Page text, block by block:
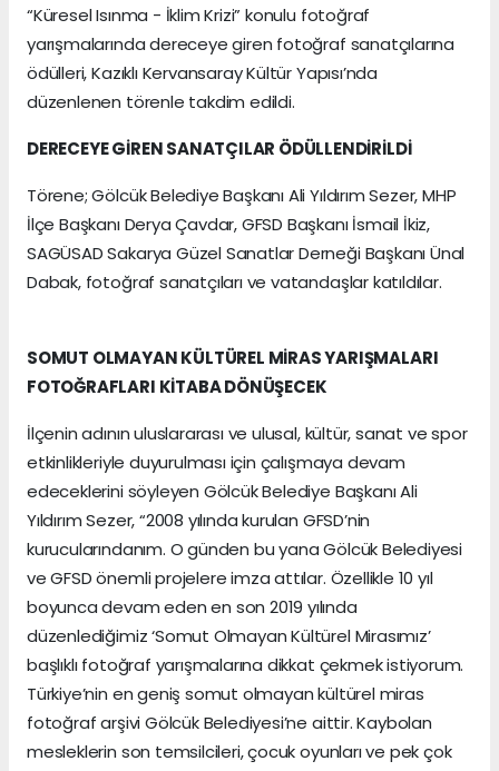
“Küresel Isınma - İklim Krizi” konulu fotoğraf
yarışmalarında dereceye giren fotoğraf sanatçılarına
ödülleri, Kazıklı Kervansaray Kültür Yapısı’nda
düzenlenen törenle takdim edildi.
DERECEYE GİREN SANATÇILAR ÖDÜLLENDİRİLDİ
Törene; Gölcük Belediye Başkanı Ali Yıldırım Sezer, MHP
İlçe Başkanı Derya Çavdar, GFSD Başkanı İsmail İkiz,
SAGÜSAD Sakarya Güzel Sanatlar Derneği Başkanı Ünal
Dabak, fotoğraf sanatçıları ve vatandaşlar katıldılar.
SOMUT OLMAYAN KÜLTÜREL MİRAS YARIŞMALARI
FOTOĞRAFLARI KİTABA DÖNÜŞECEK
İlçenin adının uluslararası ve ulusal, kültür, sanat ve spor
etkinlikleriyle duyurulması için çalışmaya devam
edeceklerini söyleyen Gölcük Belediye Başkanı Ali
Yıldırım Sezer, “2008 yılında kurulan GFSD’nin
kurucularındanım. O günden bu yana Gölcük Belediyesi
ve GFSD önemli projelere imza attılar. Özellikle 10 yıl
boyunca devam eden en son 2019 yılında
düzenlediğimiz ‘Somut Olmayan Kültürel Mirasımız’
başlıklı fotoğraf yarışmalarına dikkat çekmek istiyorum.
Türkiye’nin en geniş somut olmayan kültürel miras
fotoğraf arşivi Gölcük Belediyesi’ne aittir. Kaybolan
mesleklerin son temsilcileri, çocuk oyunları ve pek çok